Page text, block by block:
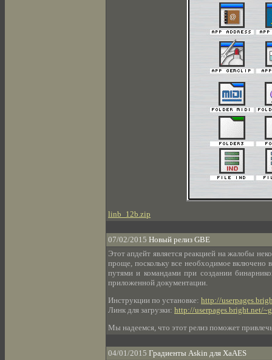
linb_12b.zip
07/02/2015 Новый релиз GBE
Этот апдейт является реакцией на жалобы
проще, поскольку все необходимое включено
путями и командами при создании
приложенной документации.
Инструкции по установке: http://
Линк для загрузки: http://userpages.bright.net/
Мы надеемся, что этот релиз поможет
04/01/2015 Градиенты Askin для XaAES